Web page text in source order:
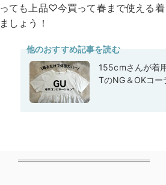
っても上品♡今買って春まで使える
ましょう！
他のおすすめ記事を読む
155cmさんが着
TのNG＆OKコー